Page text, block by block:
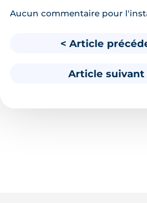
Aucun commentaire pour
< Article
Article suivant